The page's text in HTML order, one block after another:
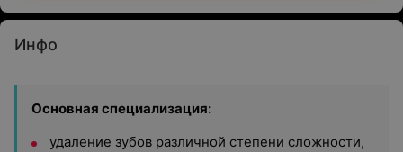
Инфо
Основная специализация:
удаление зубов различной степени сложности,